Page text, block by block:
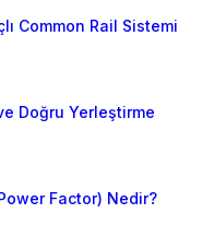
Common Rail Sistemi
Doğru Yerleştirme
Factor) Nedir?